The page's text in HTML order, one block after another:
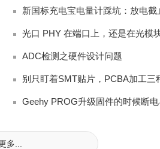
ADC检测之硬件设计问题
别只盯着SMT贴片，PCBA加工三
Geehy PROG升级固件的时候断
多...